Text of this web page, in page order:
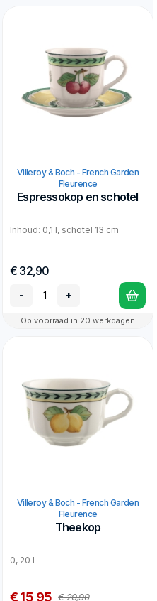
Villeroy & Boch - French Garden
Fleurence
Espressokop en schotel
Inhoud: 0,1 l, schotel 13 cm
€ 32,90
-
+
Op voorraad in 20 werkdagen
Villeroy & Boch - French Garden
Fleurence
Theekop
0, 20 l
€ 15,95 € 20,90